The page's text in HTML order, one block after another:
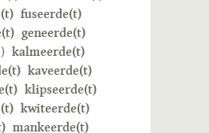
fuseerde(t)
geneerde(t)
kalmeerde(t)
kaveerde(t)
klipseerde(t)
kwiteerde(t)
mankeerde(t)